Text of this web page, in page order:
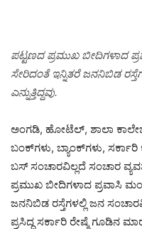
ಪಟ್ಟಣದ ಪ್ರಮುಖ ಬೀದಿಗಳಾದ
ಸೇರಿದಂತೆ ಇನ್ನಿತರೆ ಜನನಿಬಿಡ
ಎನ್ನುತ್ತಿದ್ದವು.
ಅಂಗಡಿ, ಹೋಟೆಲ್, ಶಾಲಾ
ಬಂಕ್‌ಗಳು, ಬ್ಯಾಂಕ್‌ಗಳು, ಸರ್ಕಾರಿ
ಬಸ್ ಸಂಚಾರವಿಲ್ಲದೆ ಸಂಚಾರ
ಪ್ರಮುಖ ಬೀದಿಗಳಾದ ಪ್ರವಾಸಿ
ಜನನಿಬಿಡ ರಸ್ತೆಗಳಲ್ಲಿ ಜನ
ಪ್ರಸಿದ್ಧ ಸರ್ಕಾರಿ ರೇಷ್ಮೆ ಗೂಡಿನ